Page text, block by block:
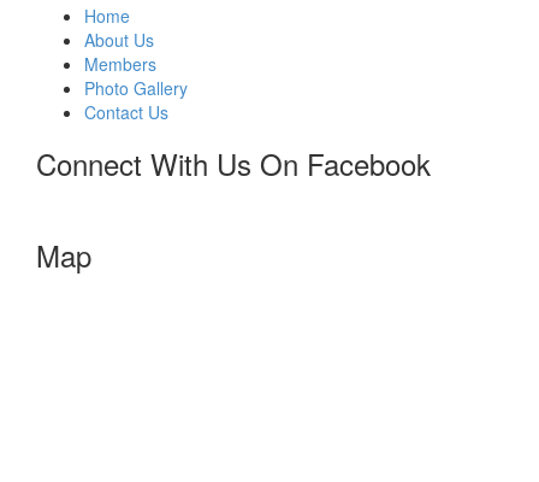
Home
About Us
Members
Photo Gallery
Contact Us
Connect With Us On Facebook
Map